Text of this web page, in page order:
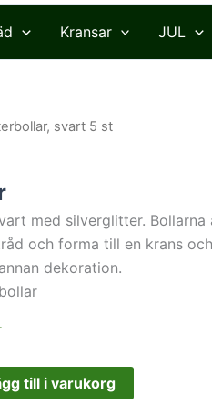
Kransar JUL
svart 5 st
Det
är:
15.00kr.
med silverglitter. Bollarna
och forma till en krans
dekoration.
till i varukorg